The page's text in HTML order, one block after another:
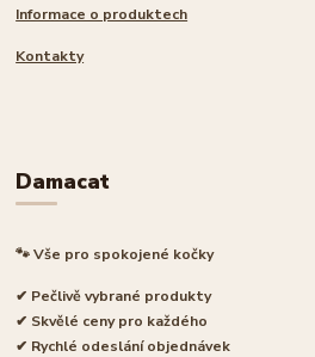
Informace o produktech
Kontakty
Damacat
🐾 Vše pro spokojené kočky
✔ Pečlivě vybrané produkty
✔ Skvělé ceny pro každého
✔ Rychlé odeslání objednávek